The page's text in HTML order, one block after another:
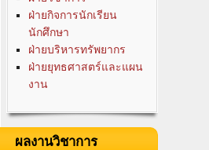
ฝ่ายกิจการนักเรียน
นักศึกษา
ฝ่ายบริหารทรัพยากร
ฝ่ายยุทธศาสตร์และแผน
งาน
ผลงานวิชาการ